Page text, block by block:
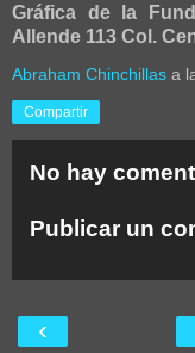
Gráfica de la
Allende 113 Col.
Abraham Chinchillas a
Compartir
No hay
Publicar un
‹